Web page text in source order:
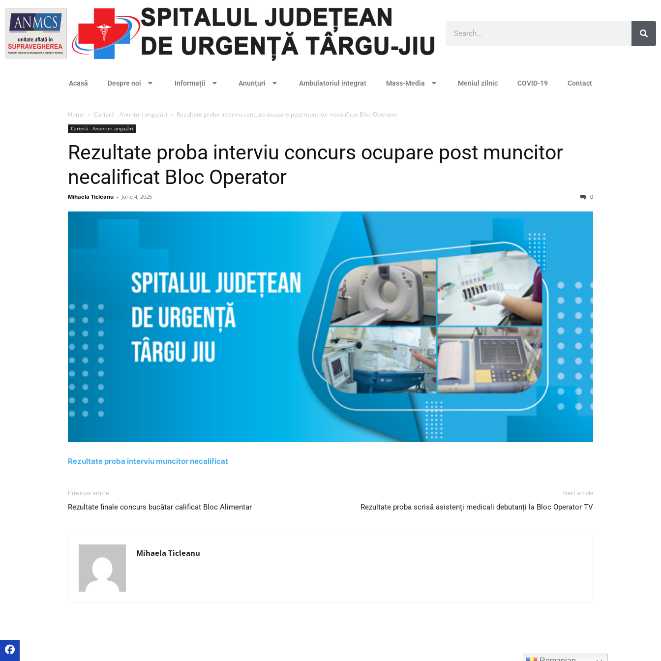
Acasă Despre noi Informații Anunțuri Ambulatoriul integrat Mass-Media Meniul zilnic COVID-19 Contact
Home Carieră - Anunțuri angajări Rezultate proba interviu concurs ocupare post muncitor necalificat Bloc Operator
Carieră - Anunțuri angajări
Rezultate proba interviu concurs ocupare post muncitor
necalificat Bloc Operator
Mihaela Ticleanu - June 4, 2025 0
Rezultate proba interviu muncitor necalificat
Previous article
Rezultate finale concurs bucătar calificat Bloc Alimentar
Next article
Rezultate proba scrisă asistenți medicali debutanți la Bloc Operator TV
Mihaela Ticleanu